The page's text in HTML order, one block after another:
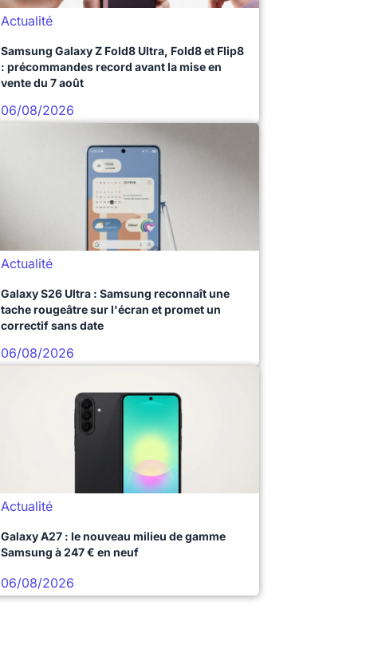
Actualité
Samsung Galaxy Z Fold8 Ultra, Fold8 et Flip8
: précommandes record avant la mise en
vente du 7 août
06/08/2026
Actualité
Galaxy S26 Ultra : Samsung reconnaît une
tache rougeâtre sur l'écran et promet un
correctif sans date
06/08/2026
Actualité
Galaxy A27 : le nouveau milieu de gamme
Samsung à 247 € en neuf
06/08/2026